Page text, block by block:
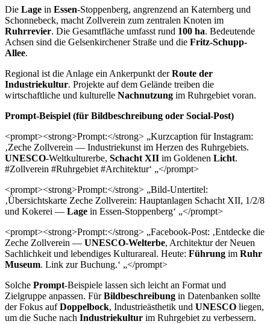
Die Lage in Essen-Stoppenberg, angrenzend an Katernberg und
Schonnebeck, macht Zollverein zum zentralen Knoten im
Ruhrrevier. Die Gesamtfläche umfasst rund 100 ha. Bedeutende
Achsen sind die Gelsenkirchener Straße und die Fritz-Schupp-
Allee.
Regional ist die Anlage ein Ankerpunkt derRoute der
Industriekultur. Projekte auf dem Gelände treiben die
wirtschaftliche und kulturelle Nachnutzung im Ruhrgebiet voran.
Prompt-Beispiel (für Bildbeschreibung oder Social-Post)
<prompt><strong>Prompt:</strong> „Kurzcaption für Instagram:
‚Zeche Zollverein — Industriekunst im Herzen des Ruhrgebiets.
UNESCO-Weltkulturerbe, Schacht XII im Goldenen Licht.
#Zollverein #Ruhrgebiet #Architektur‘ „</prompt>
<prompt><strong>Prompt:</strong> „Bild-Untertitel:
‚Übersichtskarte Zeche Zollverein: Hauptanlagen Schacht XII, 1/2/8
und Kokerei — Lage in Essen-Stoppenberg‘ „</prompt>
<prompt><strong>Prompt:</strong> „Facebook-Post: ‚Entdecke die
Zeche Zollverein — UNESCO-Welterbe, Architektur der Neuen
Sachlichkeit und lebendiges Kulturareal. Heute: Führung im Ruhr
Museum. Link zur Buchung.‘ „</prompt>
Solche Prompt-Beispiele lassen sich leicht an Format und
Zielgruppe anpassen. FürBildbeschreibung in Datenbanken sollte
der Fokus aufDoppelbock, Industrieästhetik und UNESCO liegen,
um die Suche nach Industriekultur im Ruhrgebiet zu verbessern.